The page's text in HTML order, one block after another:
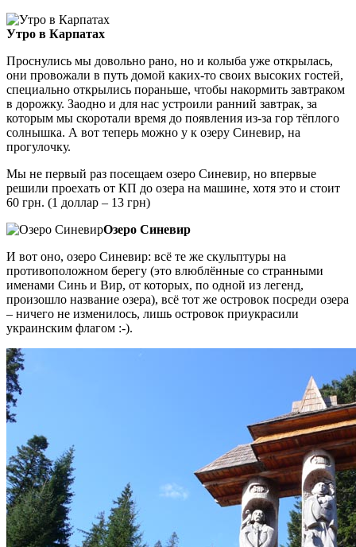
Утро в Карпатах
Проснулись мы довольно рано, но и колыба уже открылась,
они провожали в путь домой каких-то своих высоких гостей,
специально открылись пораньше, чтобы накормить завтраком
в дорожку. Заодно и для нас устроили ранний завтрак, за
которым мы скоротали время до появления из-за гор тёплого
солнышка. А вот теперь можно у к озеру Синевир, на
прогулочку.
Мы не первый раз посещаем озеро Синевир, но впервые
решили проехать от КП до озера на машине, хотя это и стоит
60 грн. (1 доллар – 13 грн)
Озеро Синевир
И вот оно, озеро Синевир: всё те же скульптуры на
противоположном берегу (это влюблённые со странными
именами Синь и Вир, от которых, по одной из легенд,
произошло название озера), всё тот же островок посреди озера
– ничего не изменилось, лишь островок приукрасили
украинским флагом :-).